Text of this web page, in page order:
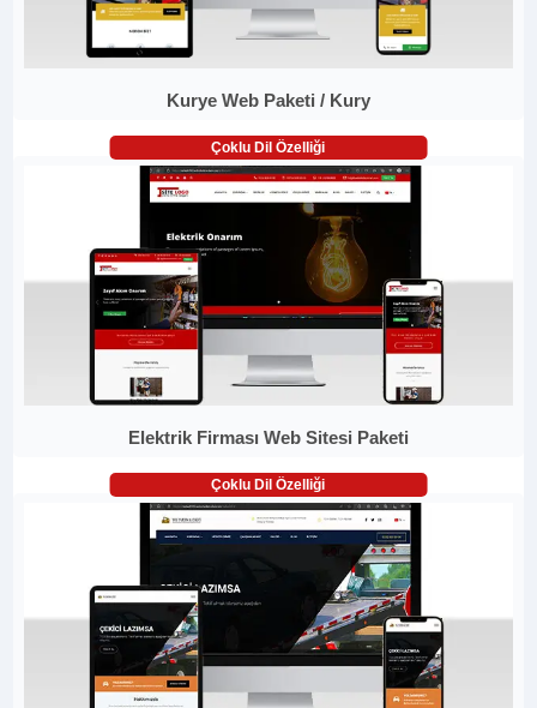
Kurye Web Paketi / Kury
Çoklu Dil Özelliği
Elektrik Firması Web Sitesi Paketi
Çoklu Dil Özelliği